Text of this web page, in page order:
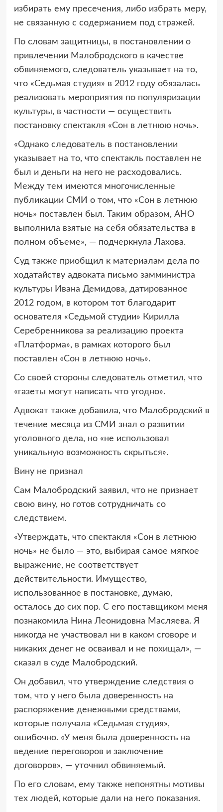
избирать ему пресечения, либо избрать меру,
не связанную с содержанием под стражей.
По словам защитницы, в постановлении о
привлечении Малобродского в качестве
обвиняемого, следователь указывает на то,
что «Седьмая студия» в 2012 году обязалась
реализовать мероприятия по популяризации
культуры, в частности — осуществить
постановку спектакля «Сон в летнюю ночь».
«Однако следователь в постановлении
указывает на то, что спектакль поставлен не
был и деньги на него не расходовались.
Между тем имеются многочисленные
публикации СМИ о том, что «Сон в летнюю
ночь» поставлен был. Таким образом, АНО
выполнила взятые на себя обязательства в
полном объеме», — подчеркнула Лахова.
Суд также приобщил к материалам дела по
ходатайству адвоката письмо замминистра
культуры Ивана Демидова, датированное
2012 годом, в котором тот благодарит
основателя «Седьмой студии» Кирилла
Серебренникова за реализацию проекта
«Платформа», в рамках которого был
поставлен «Сон в летнюю ночь».
Со своей стороны следователь отметил, что
«газеты могут написать что угодно».
Адвокат также добавила, что Малобродский в
течение месяца из СМИ знал о развитии
уголовного дела, но «не использовал
уникальную возможность скрыться».
Вину не признал
Сам Малобродский заявил, что не признает
свою вину, но готов сотрудничать со
следствием.
«Утверждать, что спектакля «Сон в летнюю
ночь» не было — это, выбирая самое мягкое
выражение, не соответствует
действительности. Имущество,
использованное в постановке, думаю,
осталось до сих пор. С его поставщиком меня
познакомила Нина Леонидовна Масляева. Я
никогда не участвовал ни в каком сговоре и
никаких денег не осваивал и не похищал», —
сказал в суде Малобродский.
Он добавил, что утверждение следствия о
том, что у него была доверенность на
распоряжение денежными средствами,
которые получала «Седьмая студия»,
ошибочно. «У меня была доверенность на
ведение переговоров и заключение
договоров», — уточнил обвиняемый.
По его словам, ему также непонятны мотивы
тех людей, которые дали на него показания.